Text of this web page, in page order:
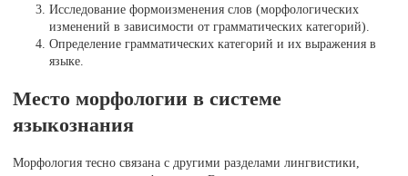
Исследование формоизменения слов (морфологических
изменений в зависимости от грамматических категорий).
Определение грамматических категорий и их выражения в
языке.
Место морфологии в системе
языкознания
Морфология тесно связана с другими разделами лингвистики,